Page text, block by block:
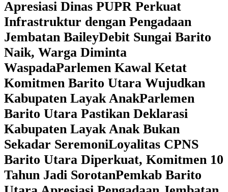
Apresiasi Dinas PUPR Perkuat
Infrastruktur dengan Pengadaan
Jembatan BaileyDebit Sungai Barito
Naik, Warga Diminta
WaspadaParlemen Kawal Ketat
Komitmen Barito Utara Wujudkan
Kabupaten Layak AnakParlemen
Barito Utara Pastikan Deklarasi
Kabupaten Layak Anak Bukan
Sekadar SeremoniLoyalitas CPNS
Barito Utara Diperkuat, Komitmen 10
Tahun Jadi SorotanPemkab Barito